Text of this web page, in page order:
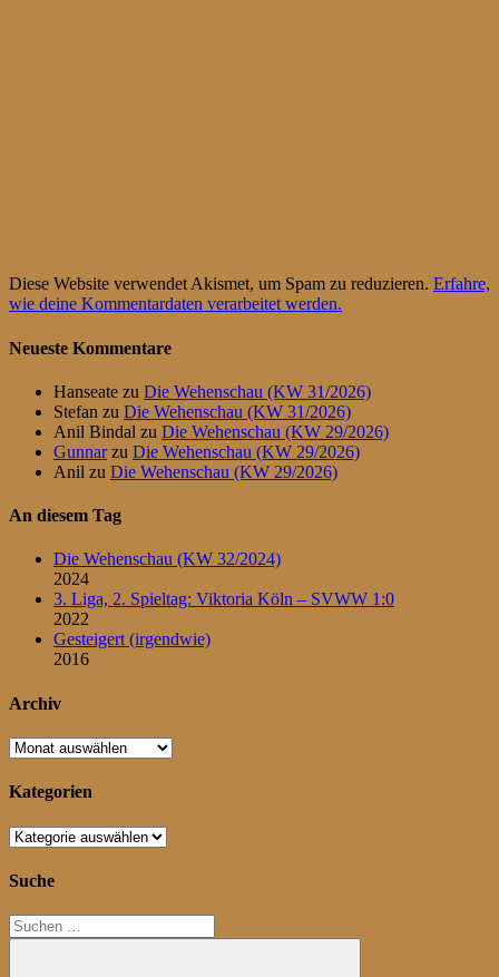
Diese Website verwendet Akismet, um Spam zu reduzieren. Erfahre,
wie deine Kommentardaten verarbeitet werden.
Neueste Kommentare
Hanseate zu Die Wehenschau (KW 31/2026)
Stefan zu Die Wehenschau (KW 31/2026)
Anil Bindal zu Die Wehenschau (KW 29/2026)
Gunnarzu Die Wehenschau (KW 29/2026)
Anil zu Die Wehenschau (KW 29/2026)
An diesem Tag
Die Wehenschau (KW 32/2024)
2024
3. Liga, 2. Spieltag: Viktoria Köln – SVWW 1:0
2022
Gesteigert (irgendwie)
2016
Archiv
Archiv
Kategorien
Kategorien
Suche
Suchen
nach: